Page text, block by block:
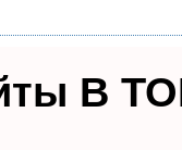
В